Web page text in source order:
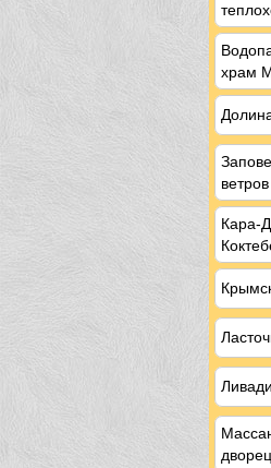
храм
ветров
Кара-
дворец